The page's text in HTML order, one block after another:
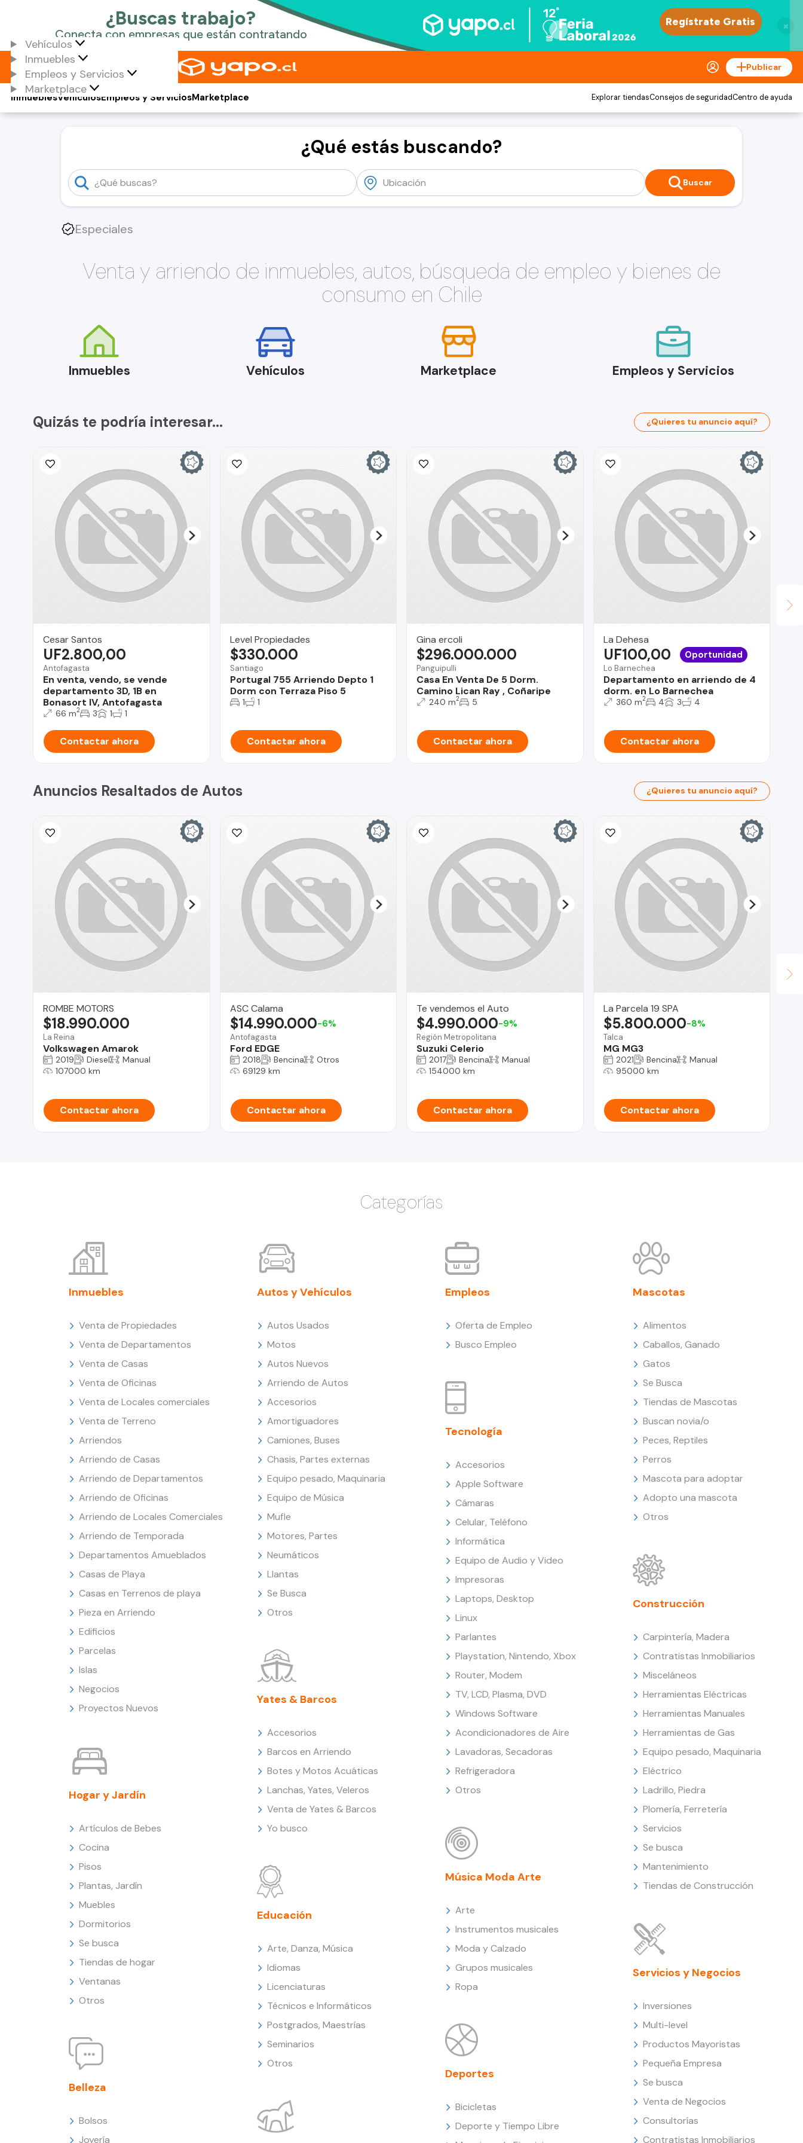
×
Vehículos
Inmuebles
Empleos y Servicios
Marketplace
Publicar
Vehículos
Inmuebles Empleos y ServiciosMarketplace Explorar tiendasConsejos de seguridadCentro de ayuda
¿Qué estás buscando?
Buscar
Especiales
Venta y arriendo de inmuebles, autos, búsqueda de empleo y bienes de
consumo en Chile
Inmuebles Vehículos Marketplace Empleos y Servicios
Quizás te podría interesar... ¿Quieres tu anuncio aquí?
Cesar Santos
Antofagasta
En venta, vendo, se vende
departamento 3D, 1B en
Bonasort IV, Antofagasta
UF2.800,00
66 m2 3 1 1
Contactar ahora
Level Propiedades
Santiago
Portugal 755 Arriendo Depto 1
Dorm con Terraza Piso 5
$330.000
1 1
Contactar ahora
Gina ercoli
Panguipulli
Casa En Venta De 5 Dorm.
Camino Lican Ray , Coñaripe
$296.000.000
240 m2 5
Contactar ahora
La Dehesa
Lo Barnechea
Departamento en arriendo de 4
dorm. en Lo Barnechea
UF100,00 Oportunidad
360 m2 4 3 4
Contactar ahora
Anuncios Resaltados de Autos ¿Quieres tu anuncio aquí?
ROMBE MOTORS
La Reina
Volkswagen Amarok
$18.990.000
2019 Diesel
Manual
107000 km
Contactar ahora
ASC Calama
Antofagasta
Ford EDGE
$14.990.000-6%
2018 Bencina
Otros
69129 km
Contactar ahora
Te vendemos el Auto
Región Metropolitana
Suzuki Celerio
$4.990.000-9%
2017 Bencina
Manual
154000 km
Contactar ahora
La Parcela 19 SPA
Talca
MG MG3
$5.800.000-8%
2021 Bencina
Manual
95000 km
Contactar ahora
Categorías
Inmuebles
Venta de Propiedades
Venta de Departamentos
Venta de Casas
Venta de Oficinas
Venta de Locales comerciales
Venta de Terreno
Arriendos
Arriendo de Casas
Arriendo de Departamentos
Arriendo de Oficinas
Arriendo de Locales Comerciales
Arriendo de Temporada
Departamentos Amueblados
Casas de Playa
Casas en Terrenos de playa
Pieza en Arriendo
Edificios
Parcelas
Islas
Negocios
Proyectos Nuevos
Hogar y Jardín
Artículos de Bebes
Cocina
Pisos
Plantas, Jardín
Muebles
Dormitorios
Se busca
Tiendas de hogar
Ventanas
Otros
Belleza
Bolsos
Joyería
Autos y Vehículos
Autos Usados
Motos
Autos Nuevos
Arriendo de Autos
Accesorios
Amortiguadores
Camiones, Buses
Chasis, Partes externas
Equipo pesado, Maquinaria
Equipo de Música
Mufle
Motores, Partes
Neumáticos
Llantas
Se Busca
Otros
Yates & Barcos
Accesorios
Barcos en Arriendo
Botes y Motos Acuáticas
Lanchas, Yates, Veleros
Venta de Yates & Barcos
Yo busco
Educación
Arte, Danza, Música
Idiomas
Licenciaturas
Técnicos e Informáticos
Postgrados, Maestrías
Seminarios
Otros
Empleos
Oferta de Empleo
Busco Empleo
Tecnología
Accesorios
Apple Software
Cámaras
Celular, Teléfono
Informática
Equipo de Audio y Video
Impresoras
Laptops, Desktop
Linux
Parlantes
Playstation, Nintendo, Xbox
Router, Modem
TV, LCD, Plasma, DVD
Windows Software
Acondicionadores de Aire
Lavadoras, Secadoras
Refrigeradora
Otros
Música Moda Arte
Arte
Instrumentos musicales
Moda y Calzado
Grupos musicales
Ropa
Deportes
Bicicletas
Deporte y Tiempo Libre
Mascotas
Alimentos
Caballos, Ganado
Gatos
Se Busca
Tiendas de Mascotas
Buscan novia/o
Peces, Reptiles
Perros
Mascota para adoptar
Adopto una mascota
Otros
Construcción
Carpintería, Madera
Contratistas Inmobiliarios
Misceláneos
Herramientas Eléctricas
Herramientas Manuales
Herramientas de Gas
Equipo pesado, Maquinaria
Eléctrico
Ladrillo, Piedra
Plomería, Ferretería
Servicios
Se busca
Mantenimiento
Tiendas de Construcción
Servicios y Negocios
Inversiones
Multi-level
Productos Mayoristas
Pequeña Empresa
Se busca
Venta de Negocios
Consultorías
Contratistas Inmobiliarios